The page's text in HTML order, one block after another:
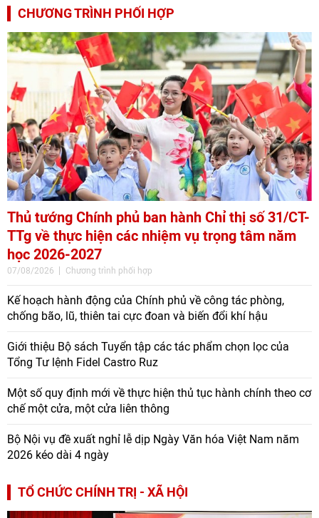
CHƯƠNG TRÌNH PHỐI HỢP
Thủ tướng Chính phủ ban hành Chỉ thị số 31/CT-
TTg về thực hiện các nhiệm vụ trọng tâm năm
học 2026-2027
07/08/2026 Chương trình phối hợp
Kế hoạch hành động của Chính phủ về công tác phòng,
chống bão, lũ, thiên tai cực đoan và biến đổi khí hậu
Giới thiệu Bộ sách Tuyển tập các tác phẩm chọn lọc của
Tổng Tư lệnh Fidel Castro Ruz
Một số quy định mới về thực hiện thủ tục hành chính theo cơ
chế một cửa, một cửa liên thông
Bộ Nội vụ đề xuất nghỉ lễ dịp Ngày Văn hóa Việt Nam năm
2026 kéo dài 4 ngày
TỔ CHỨC CHÍNH TRỊ - XÃ HỘI